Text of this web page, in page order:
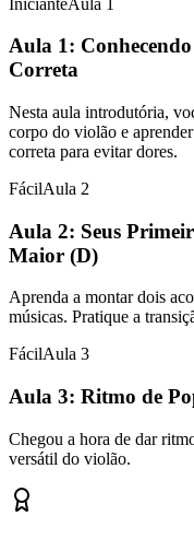
Aula 1:
Correta
Nesta aula introdutória,
corpo do violão e
correta para evitar dores.
FácilAula 2
Aula 2: Seus
Maior (D)
Aprenda a montar dois
músicas. Pratique a
FácilAula 3
Aula 3: Ritmo de
Chegou a hora de dar
versátil do violão.